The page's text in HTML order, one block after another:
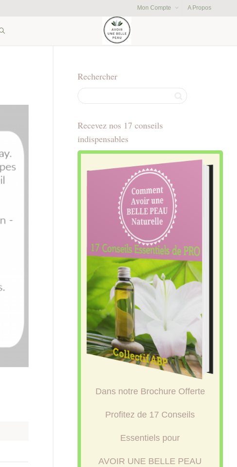
Mon Compte A Propos
Rechercher
Recevez nos 17 conseils
indispensables
Dans notre Brochure Offerte
Profitez de 17 Conseils
Essentiels pour
AVOIR UNE BELLE PEAU